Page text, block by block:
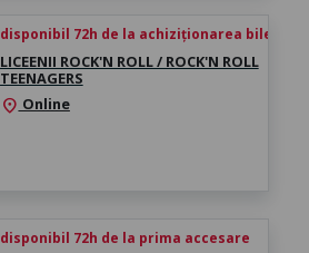
disponibil 72h de la achiziționarea biletului
LICEENII ROCK'N ROLL / ROCK'N ROLL
TEENAGERS
location_on Online
disponibil 72h de la prima accesare